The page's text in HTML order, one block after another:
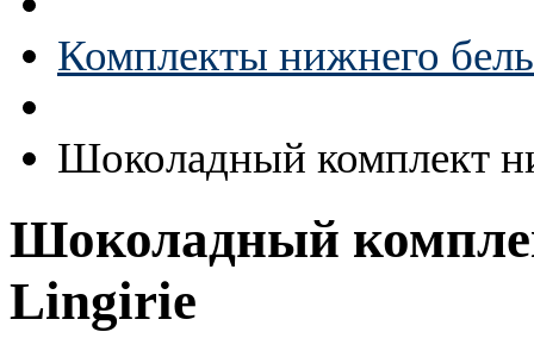
Комплекты нижнего
Шоколадный комплект
Шоколадный
Lingirie